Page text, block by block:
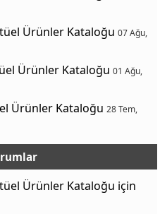
Ürünler Kataloğu 07 Ağu,
Ürünler Kataloğu 01 Ağu,
Ürünler Kataloğu 28 Tem,
Ürünler Kataloğu için